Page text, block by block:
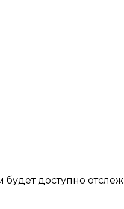
будет доступно